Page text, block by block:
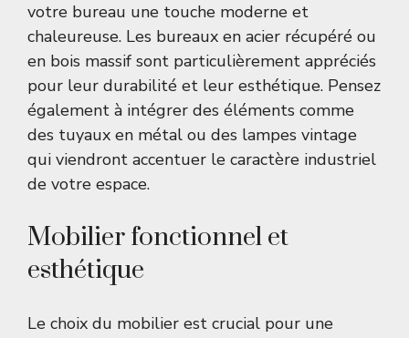
votre bureau une touche moderne et
chaleureuse. Les bureaux en acier récupéré ou
en bois massif sont particulièrement appréciés
pour leur durabilité et leur esthétique. Pensez
également à intégrer des éléments comme
des tuyaux en métal ou des lampes vintage
qui viendront accentuer le caractère industriel
de votre espace.
Mobilier fonctionnel et
esthétique
Le choix du mobilier est crucial pour une